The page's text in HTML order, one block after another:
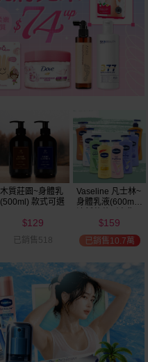
hetras~飯店療癒
身體乳(1013ml)
$323
已銷售735
Heit Miro~牛奶柔
皙/玫瑰粉嫩/馬油
乳液(400ml)
$94
已銷售5萬